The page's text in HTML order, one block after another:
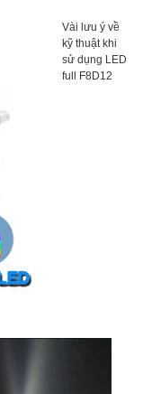
Vài lưu ý về
kỹ thuật khi
sử dụng LED
full F8D12